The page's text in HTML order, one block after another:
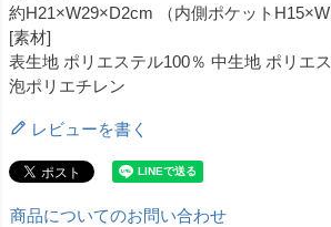
約H21×W29×D2cm （内側ポケット
[素材]
表生地 ポリエステル100％ 中生地 ポリエ
泡ポリエチレン
レビューを書く
商品についてのお問い合わせ